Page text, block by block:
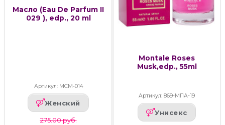
Масло (Eau De Parfum II
029 ), edp., 20 ml
Артикул: МСМ-014
Женский
275.00 руб.
Montale Roses
Musk,edp., 55ml
Артикул: 869-МПА-19
Унисекс